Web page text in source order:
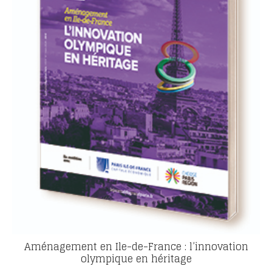
Aménagement en Ile-de-France : l’innovation
olympique en héritage